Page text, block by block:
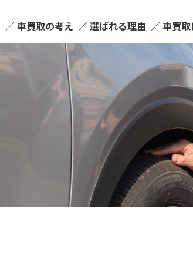
車買取の考え 選ばれる理由 車買